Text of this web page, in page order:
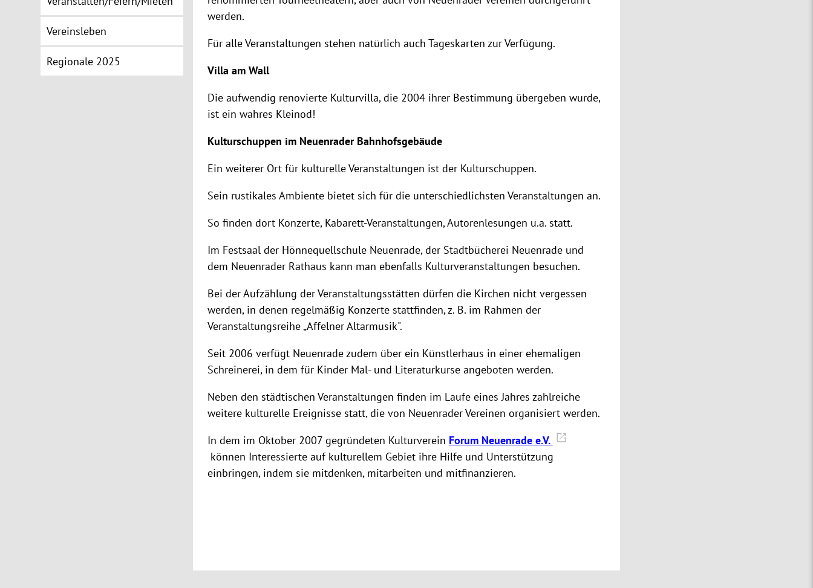
Vereinsleben
Regionale 2025
werden.
Für alle Veranstaltungen stehen natürlich auch Tageskarten zur Verfügung.
Villa am Wall
Die aufwendig renovierte Kulturvilla, die 2004 ihrer Bestimmung übergeben wurde,
ist ein wahres Kleinod!
Kulturschuppen im Neuenrader Bahnhofsgebäude
Ein weiterer Ort für kulturelle Veranstaltungen ist der Kulturschuppen.
Sein rustikales Ambiente bietet sich für die unterschiedlichsten Veranstaltungen an.
So finden dort Konzerte, Kabarett-Veranstaltungen, Autorenlesungen u.a. statt.
Im Festsaal der Hönnequellschule Neuenrade, der Stadtbücherei Neuenrade und
dem Neuenrader Rathaus kann man ebenfalls Kulturveranstaltungen besuchen.
Bei der Aufzählung der Veranstaltungsstätten dürfen die Kirchen nicht vergessen
werden, in denen regelmäßig Konzerte stattfinden, z. B. im Rahmen der
Veranstaltungsreihe „Affelner Altarmusik".
Seit 2006 verfügt Neuenrade zudem über ein Künstlerhaus in einer ehemaligen
Schreinerei, in dem für Kinder Mal- und Literaturkurse angeboten werden.
Neben den städtischen Veranstaltungen finden im Laufe eines Jahres zahlreiche
weitere kulturelle Ereignisse statt, die von Neuenrader Vereinen organisiert werden.
In dem im Oktober 2007 gegründeten Kulturverein Forum Neuenrade e.V.
können Interessierte auf kulturellem Gebiet ihre Hilfe und Unterstützung
einbringen, indem sie mitdenken, mitarbeiten und mitfinanzieren.